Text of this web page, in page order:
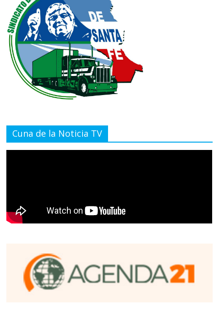
Cuna de la Noticia TV